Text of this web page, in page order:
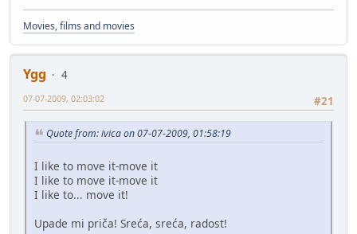
Movies, films and movies
Ygg
4
#21
07-07-2009, 02:03:02
Quote from: ivica on 07-07-2009, 01:58:19
I like to move it-move it
I like to move it-move it
I like to... move it!
Upade mi priča! Sreća, sreća, radost!